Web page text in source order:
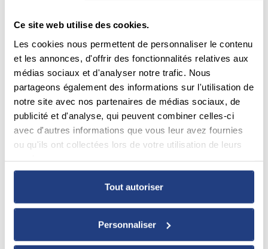
Ce site web utilise des cookies.
Les cookies nous permettent de personnaliser le contenu
et les annonces, d'offrir des fonctionnalités relatives aux
médias sociaux et d'analyser notre trafic. Nous
partageons également des informations sur l'utilisation de
notre site avec nos partenaires de médias sociaux, de
publicité et d'analyse, qui peuvent combiner celles-ci
avec d'autres informations que vous leur avez fournies
ou qu'ils ont collectées lors de votre utilisation de leurs
Tout autoriser
Personnaliser